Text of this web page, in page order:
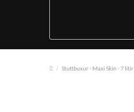
Stuttbuxur - Maxi Skin - 7 litir